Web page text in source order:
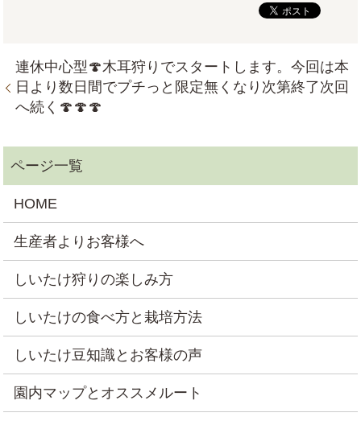
連休中心型🍄木耳狩りでスタートします。今回は本
日より数日間でプチっと限定無くなり次第終了次回
へ続く🍄🍄🍄
HOME
生産者よりお客様へ
しいたけ狩りの楽しみ方
しいたけの食べ方と栽培方法
しいたけ豆知識とお客様の声
園内マップとオススメルート